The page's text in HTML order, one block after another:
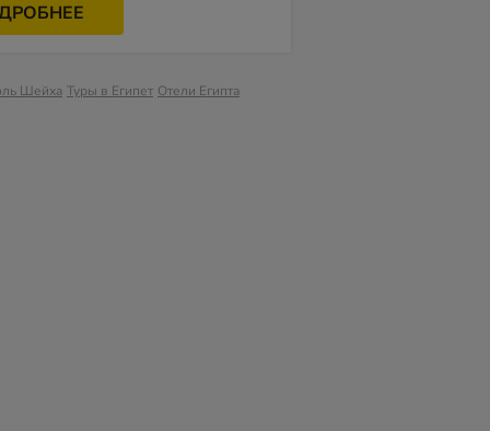
Шейха Туры в Египет Отели Египта